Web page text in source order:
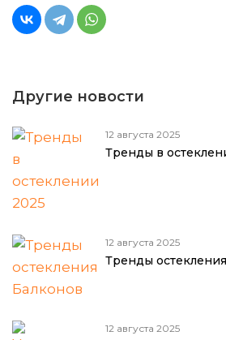
Другие новости
12 августа 2025
Тренды в
12 августа 2025
Тренды
12 августа 2025